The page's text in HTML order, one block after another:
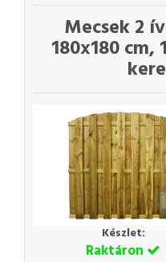
Mecsek 2
180x180 cm,
Készlet:
Raktáron